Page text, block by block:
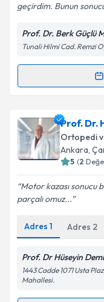
Kişisel
Metni'ni
kapsamda
geçirdim. Bunun
Prof. Dr. Berk Güçlü
Tunali Hilmi Cad. Remzi
Randevu
Prof. Dr. Berk
oluşturun. Size
takvim
Kişisel
Metni'ni
kapsamda
Prof. Dr.
Ortopedi
Ankara,
5 (2
Motor kazası sonucu
parçalı omuz...
Adres 1 Adres 2
Prof. Dr Hüseyin
1443 Cadde 1071 Usta
Mahallesi.